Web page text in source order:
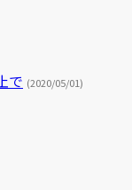
で (2020/05/01)